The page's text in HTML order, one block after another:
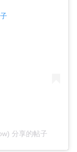
分享的帖子